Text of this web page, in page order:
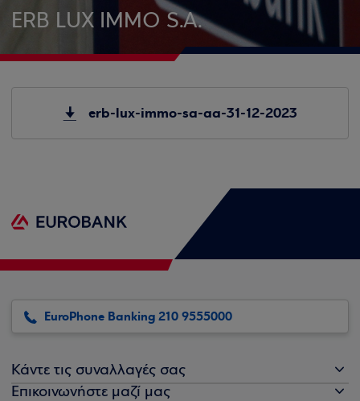
ERB LUX IMMO S.A.
erb-lux-immo-sa-aa-31-12-2023
EuroPhone Banking 210 9555000
Κάντε τις συναλλαγές σας
Επικοινωνήστε μαζί μας